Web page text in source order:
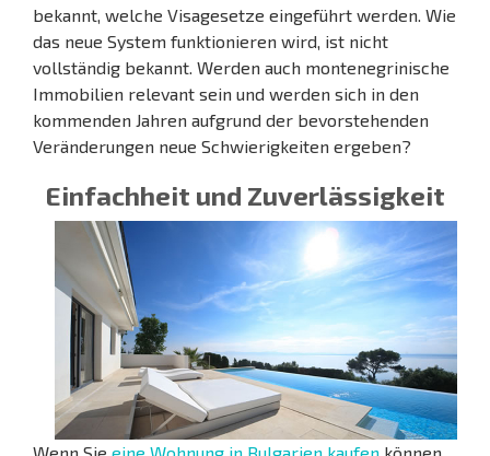
bekannt, welche Visagesetze eingeführt werden. Wie
das neue System funktionieren wird, ist nicht
vollständig bekannt. Werden auch montenegrinische
Immobilien relevant sein und werden sich in den
kommenden Jahren aufgrund der bevorstehenden
Veränderungen neue Schwierigkeiten ergeben?
Einfachheit und Zuverlässigkeit